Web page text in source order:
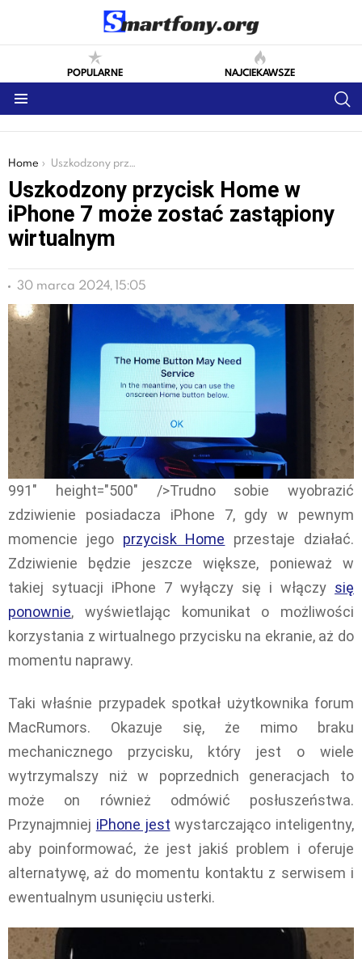
POPULARNE NAJCIEKAWSZE
You are here:
Home Uszkodzony przycisk Home w iPhone 7 może zostać zastąpiony wirtualnym
Uszkodzony przycisk Home w
iPhone 7 może zostać zastąpiony
wirtualnym
30 marca 2024, 15:05
991" height="500" />Trudno sobie wyobrazić
zdziwienie posiadacza iPhone 7, gdy w pewnym
momencie jego przycisk Home przestaje działać.
Zdziwienie będzie jeszcze większe, ponieważ w
takiej sytuacji iPhone 7 wyłączy się i włączy się
ponownie, wyświetlając komunikat o możliwości
korzystania z wirtualnego przycisku na ekranie, aż do
momentu naprawy.
Taki właśnie przypadek spotkał użytkownika forum
MacRumors. Okazuje się, że mimo braku
mechanicznego przycisku, który jest o wiele
wytrzymalszy niż w poprzednich generacjach to
może on również odmówić posłuszeństwa.
Przynajmniej iPhone jest wystarczająco inteligentny,
aby poinformować, że jest jakiś problem i oferuje
alternatywę, aż do momentu kontaktu z serwisem i
ewentualnym usunięciu usterki.